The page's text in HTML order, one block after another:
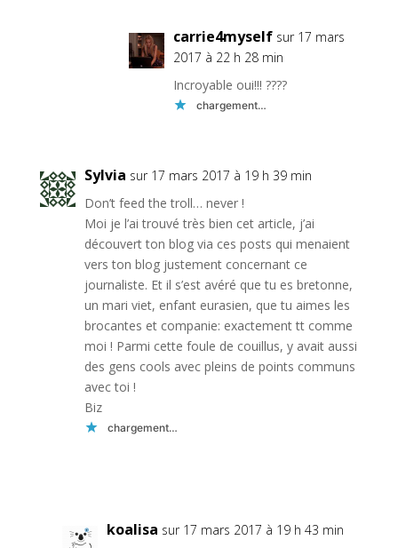
carrie4myself sur 17 mars
2017 à 22 h 28 min
Incroyable oui!!! ????
chargement…
Sylvia sur 17 mars 2017 à 19 h 39 min
Don’t feed the troll… never !
Moi je l’ai trouvé très bien cet article, j’ai
découvert ton blog via ces posts qui menaient
vers ton blog justement concernant ce
journaliste. Et il s’est avéré que tu es bretonne,
un mari viet, enfant eurasien, que tu aimes les
brocantes et companie: exactement tt comme
moi ! Parmi cette foule de couillus, y avait aussi
des gens cools avec pleins de points communs
avec toi !
Biz
chargement…
koalisa sur 17 mars 2017 à 19 h 43 min